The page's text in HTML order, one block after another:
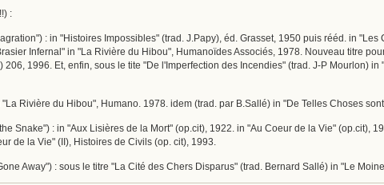
:
: in "Histoires Impossibles" (trad. J.Papy), éd. Grasset, 1950 puis rééd. in
Infernal" in "La Rivière du Hibou", Humanoïdes Associés, 1978. Nouveau titre
1996. Et, enfin, sous le tite "De l'Imperfection des Incendies" (trad. J-P Mourlon)
Rivière du Hibou", Humano. 1978. idem (trad. par B.Sallé) in "De Telles Choses
Snake") : in "Aux Lisières de la Mort" (op.cit), 1922. in "Au Coeur de la Vie" (op.cit),
de la Vie" (II), Histoires de Civils (op. cit), 1993.
Away") : sous le titre "La Cité des Chers Disparus" (trad. Bernard Sallé) in "Le